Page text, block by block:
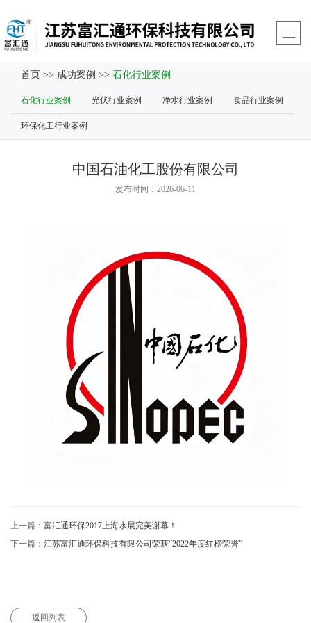
首页 >> 成功案例 >> 石化行业案例
石化行业案例 光伏行业案例 净水行业案例 食品行业案例
环保化工行业案例
中国石油化工股份有限公司
发布时间：2026-06-11
上一篇： 富汇通环保2017上海水展完美谢幕！
下一篇： 江苏富汇通环保科技有限公司荣获“2022年度红榜荣誉”
返回列表